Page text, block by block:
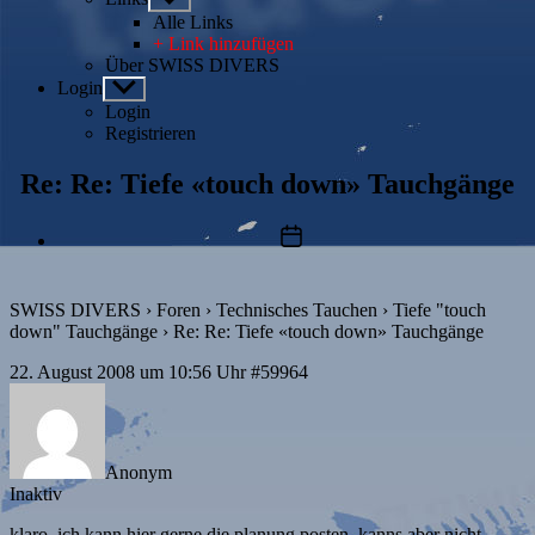
anzeigen
Alle Links
+ Link hinzufügen
Über SWISS DIVERS
Login Untermenü
anzeigen
Login
Registrieren
Re: Re: Tiefe «touch down» Tauchgänge
Beitragsdatum
SWISS DIVERS › Foren › Technisches Tauchen › Tiefe "touch
down" Tauchgänge › Re: Re: Tiefe «touch down» Tauchgänge
22. August 2008 um 10:56 Uhr #59964
Anonym
Inaktiv